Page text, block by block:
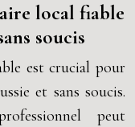
local fiable
soucis
est crucial pour
et sans soucis.
peut